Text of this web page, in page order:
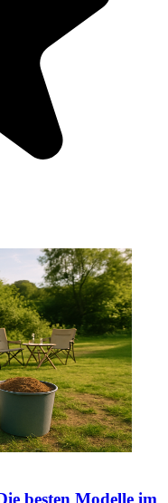
besten Modelle im